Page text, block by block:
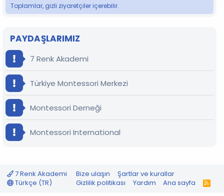
Toplamlar, gizli ziyaretçiler içerebilir.
PAYDAŞLARIMIZ
7 Renk Akademi
Türkiye Montessori Merkezi
Montessori Derneği
Montessori International
7 Renk Akademi
Türkçe (TR)
Bize ulaşın
Şartlar ve kurallar
Gizlilik politikası
Yardım Ana sayfa
R
S